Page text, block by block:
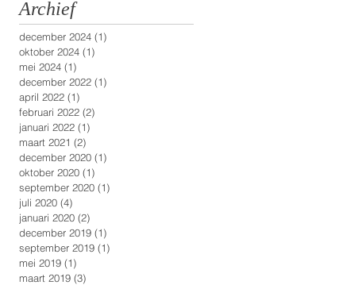
Archief
december 2024 (1)
oktober 2024 (1)
mei 2024 (1)
december 2022 (1)
april 2022 (1)
februari 2022 (2)
januari 2022 (1)
maart 2021 (2)
december 2020 (1)
oktober 2020 (1)
september 2020 (1)
juli 2020 (4)
januari 2020 (2)
december 2019 (1)
september 2019 (1)
mei 2019 (1)
maart 2019 (3)